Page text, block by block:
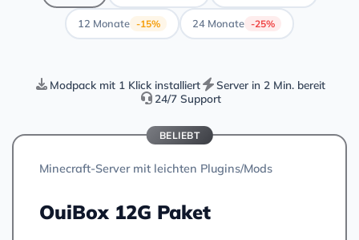
12 Monate -15% 24 Monate -25%
Modpack mit 1 Klick installiert
Server in 2 Min. bereit
24/7 Support
BELIEBT
Minecraft-Server mit leichten Plugins/Mods
OuiBox 12G Paket